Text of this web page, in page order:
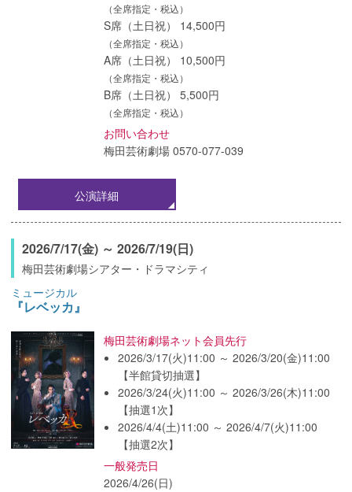
（全席指定・税込）
S席（土日祝） 14,500円
（全席指定・税込）
A席（土日祝） 10,500円
（全席指定・税込）
B席（土日祝） 5,500円
（全席指定・税込）
お問い合わせ
梅田芸術劇場 0570-077-039
公演詳細
2026/7/17(金) ～ 2026/7/19(日)
梅田芸術劇場シアター・ドラマシティ
ミュージカル
『レベッカ』
梅田芸術劇場ネット会員先行
2026/3/17(火)11:00 ～ 2026/3/20(金)11:00
【半館貸切抽選】
2026/3/24(火)11:00 ～ 2026/3/26(木)11:00
【抽選1次】
2026/4/4(土)11:00 ～ 2026/4/7(火)11:00
【抽選2次】
一般発売日
2026/4/26(日)